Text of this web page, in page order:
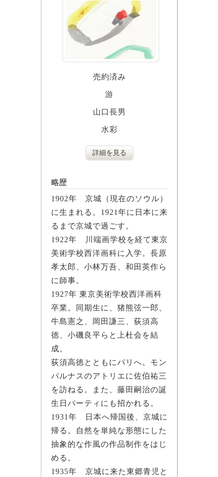
売約済み
游
山口長男
水彩
詳細を見る
略歴
1902年 京城（現在のソウル）
に生まれる。1921年に日本に来
るまで京城で過ごす。
1922年 川端画学校を経て東京
美術学校西洋画科に入学。長原
孝太郎、小林万吾、和田英作ら
に師事。
1927年 東京美術学校西洋画科
卒業。同期生に、猪熊弦一郎、
牛島憲之、岡田謙三、荻須高
徳、小磯良平らと上杜会を結
成。
荻須高徳とともにパリへ。モン
パルナスのアトリエに佐伯祐三
を訪ねる。また、藤田嗣治の誕
生日パーティにも招かれる。
1931年 日本へ帰国後、京城に
帰る。自然を単純な形態にした
抽象的な作風の作品制作をはじ
める。
1935年 京城に来た東郷青児と